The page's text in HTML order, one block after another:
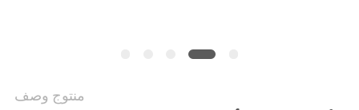
منتوج وصف